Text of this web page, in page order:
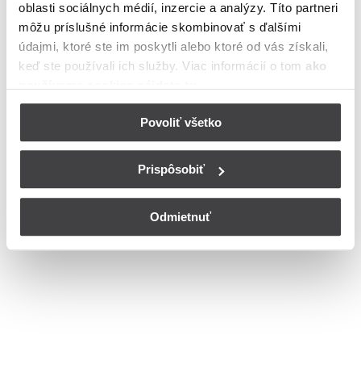
oblasti sociálnych médií, inzercie a analýzy. Títo partneri
môžu príslušné informácie skombinovať s ďalšími
údajmi, ktoré ste im poskytli alebo ktoré od vás získali,
keď ste používali ich služby. Viac informácií o tom ako
Povoliť všetko
Prispôsobiť
Odmietnuť
Ulica
Bohužiaľ, nedisponujeme zoznamom dostupných ulíc v danom
meste
© Copyright 2026
Nastavenia cookies